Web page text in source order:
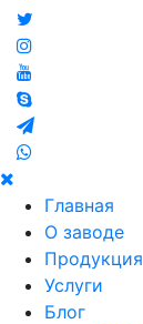
Главная
О заводе
Продукция
Услуги
Блог